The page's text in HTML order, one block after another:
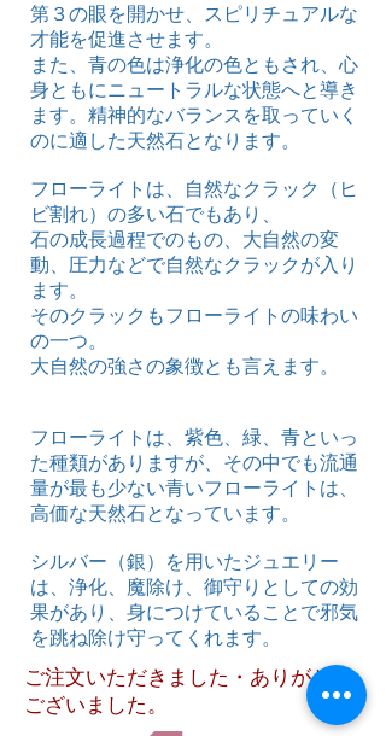
第３の眼を開かせ、スピリチュアルな
才能を促進させます。
また、青の色は浄化の色ともされ、心
身ともにニュートラルな状態へと導き
ます。精神的なバランスを取っていく
のに適した天然石となります。
フローライトは、自然なクラック（ヒ
ビ割れ）の多い石でもあり、
石の成長過程でのもの、大自然の変
動、圧力などで自然なクラックが入り
ます。
そのクラックもフローライトの味わい
の一つ。
​大自然の強さの象徴とも言えます。
フローライトは、紫色、緑、青といっ
た種類がありますが、その中でも流通
量が最も少ない青いフローライトは、
高価な天然石となっています。
シルバー（銀）を用いたジュエリー
は、浄化、魔除け、御守りとしての効
果があり、身につけていることで邪気
を跳ね除け守ってくれます。
ご注文いただきました・ありがとう
ございました。